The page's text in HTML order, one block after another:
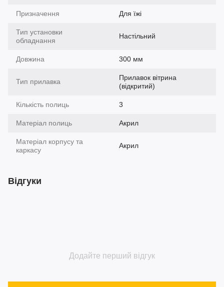
Призначення Для їжі
Тип установки
обладнання
Настільний
Довжина 300 мм
Тип прилавка
Прилавок вітрина
(відкритий)
Кількість полиць 3
Матеріал полиць Акрил
Матеріал корпусу та
каркасу
Акрил
Відгуки
Додайте перший відгук